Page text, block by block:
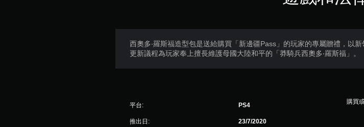
西奧多‧羅斯福造型包是送給購買「新邊疆Pass」的玩家的專屬贈禮，以
更新議程為玩家奉上擅長維護母國大陸和平的「莽騎兵西奧多‧羅斯福」。
平台: PS4
推出日: 23/7/2020
購買